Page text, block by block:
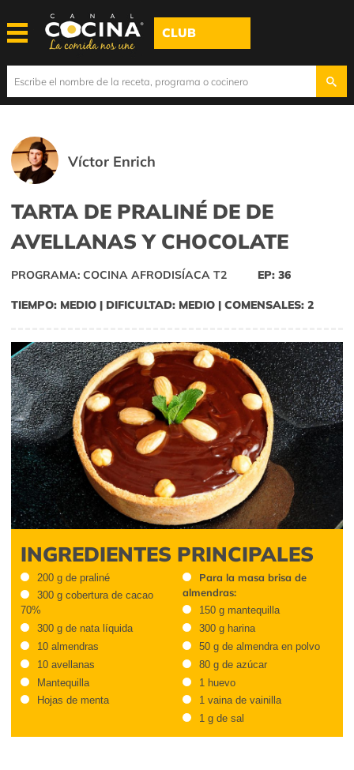
CLUB
Víctor Enrich
TARTA DE PRALINÉ DE DE
AVELLANAS Y CHOCOLATE
PROGRAMA: COCINA AFRODISÍACA T2 EP: 36
TIEMPO: MEDIO | DIFICULTAD: MEDIO | COMENSALES: 2
INGREDIENTES PRINCIPALES
200 g de praliné
300 g cobertura de cacao
70%
300 g de nata líquida
10 almendras
10 avellanas
Mantequilla
Hojas de menta
Para la masa brisa de
almendras:
150 g mantequilla
300 g harina
50 g de almendra en polvo
80 g de azúcar
1 huevo
1 vaina de vainilla
1 g de sal